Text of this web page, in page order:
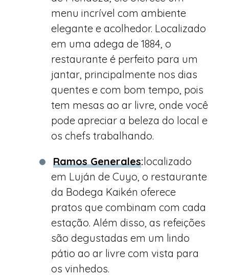
menu incrível com ambiente
elegante e acolhedor. Localizado
em uma adega de 1884, o
restaurante é perfeito para um
jantar, principalmente nos dias
quentes e com bom tempo, pois
tem mesas ao ar livre, onde você
pode apreciar a beleza do local e
os chefs trabalhando.
Ramos Generales:localizado
em Luján de Cuyo, o restaurante
da Bodega Kaikén oferece
pratos que combinam com cada
estação. Além disso, as refeições
são degustadas em um lindo
pátio ao ar livre com vista para
os vinhedos.